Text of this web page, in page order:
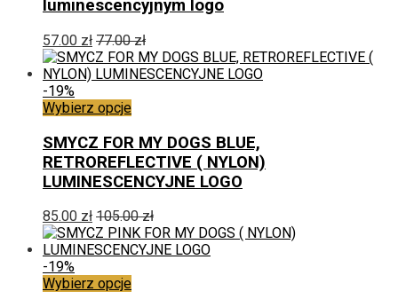
Opcje
można
wybrać
na
stronie
produktu
luminescencyjnym logo
57.00 zł 77.00zł
-19%
Wybierz opcjeTen
ma
wiele
wariantów.
Opcje
można
wybrać
na
stronie
produktu
SMYCZ FOR MY DOGS BLUE,
RETROREFLECTIVE ( NYLON)
LUMINESCENCYJNE LOGO
85.00 zł 105.00zł
-19%
Wybierz opcjeTen